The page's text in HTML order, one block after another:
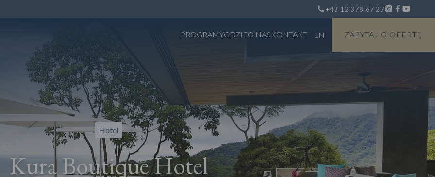
+48 12 378 67 27
PROGRAMYGDZIEO NASKONTAKT EN ZAPYTAJ O OFERTĘ
Hotel
Kura Boutique Hotel